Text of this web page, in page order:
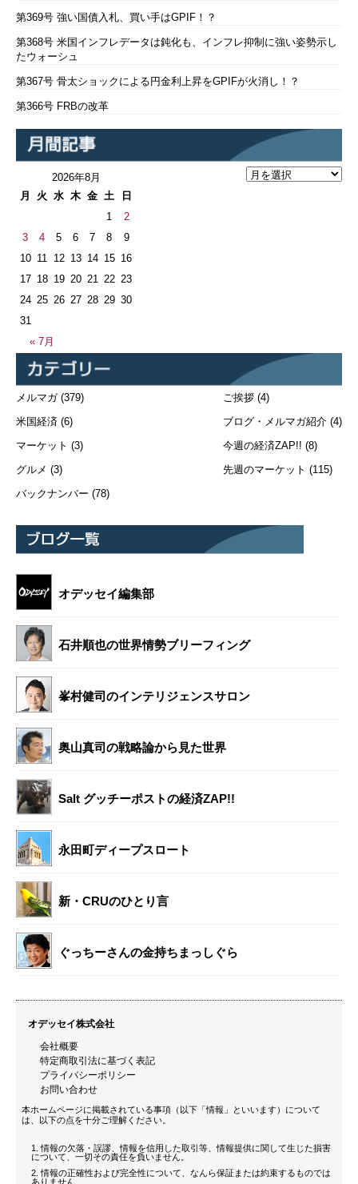
第369号 強い国債入札、買い手はGPIF！？
第368号 米国インフレデータは鈍化も、インフレ抑制に強い姿勢示し
たウォーシュ
第367号 骨太ショックによる円金利上昇をGPIFが火消し！？
第366号 FRBの改革
2026年8月
月
火 水 木 金 土 日
« 7月
1
2
3
4 5 6 7 8
9
10 11 12 13 14 15 16
17 18 19 20 21 22 23
24 25 26 27 28 29 30
31
メルマガ(379)
米国経済 (6)
マーケット (3)
グルメ (3)
バックナンバー (78)
ご挨拶 (4)
ブログ・メルマガ紹介 (4)
今週の経済ZAP!! (8)
先週のマーケット (115)
オデッセイ編集部
石井順也の世界情勢ブリーフィング
峯村健司のインテリジェンスサロン
奥山真司の戦略論から見た世界
Salt グッチーポストの経済ZAP!!
永田町ディープスロート
新・CRUのひとり言
ぐっちーさんの金持ちまっしぐら
オデッセイ株式会社
会社概要
特定商取引法に基づく表記
プライバシーポリシー
お問い合わせ
本ホームページに掲載されている事項（以下「情報」といいます）について
は、以下の点を十分ご理解ください。
情報の欠落・誤謬、情報を信用した取引等、情報提供に関して生じた損害
について、一切その責任を負いません。
情報の正確性および完全性について、なんら保証または約束するものでは
ありません。